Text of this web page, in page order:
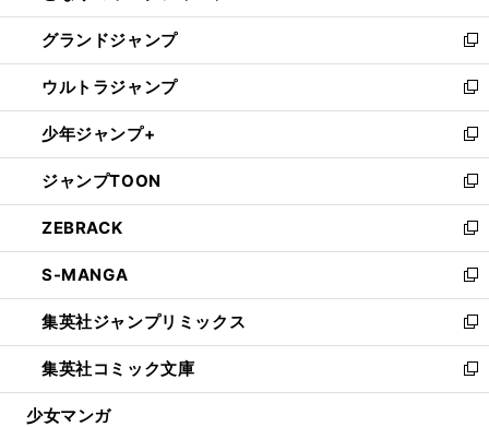
ウ
で
開
く
ン
ド
ウ
で
開
く
ウ
ィ
ン
ド
ウ
で
開
く
し
い
ウ
ィ
ン
ド
ウ
で
開
く
グランドジャンプ
新
し
い
ウ
ィ
ン
ド
ウ
で
開
く
ウルトラジャンプ
新
し
い
ウ
ィ
ン
ド
ウ
で
開
く
少年ジャンプ+
新
し
い
ウ
ィ
ン
ド
ウ
で
開
く
ジャンプTOON
新
し
い
ウ
ィ
ン
ド
ウ
で
開
ZEBRACK
新
し
い
ウ
ィ
ン
ド
ウ
S-MANGA
新
し
い
ウ
ィ
ン
集英社ジャンプリミックス
新
し
い
ウ
集英社コミック文庫
新
し
少女マンガ